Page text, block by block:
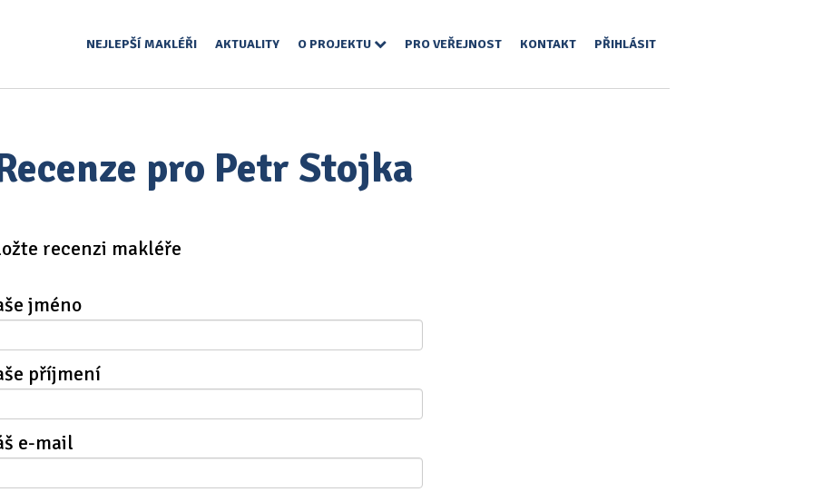
NEJLEPŠÍ MAKLÉŘI AKTUALITY O PROJEKTU PRO VEŘEJNOST KONTAKT PŘIHLÁSIT
pro Petr Stojka
recenzi makléře
jméno
příjmení
e-mail